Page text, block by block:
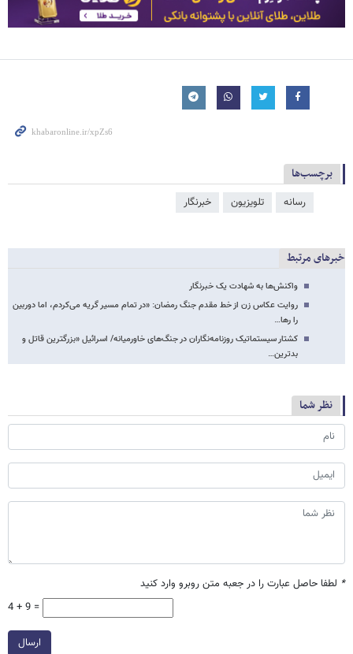
برچسب‌ها
رسانه تلویزیون خبرنگار
خبرهای مرتبط
واکنش‌ها به شهادت یک خبرنگار
روایت عکاس زن از خط مقدم جنگ رمضان: «در تمام مسیر گریه می‌کردم، اما دوربین
را رها…
کشتار سیستماتیک روزنامه‌نگاران در جنگ‌های خاورمیانه/ اسرائیل «بزرگترین قاتل و
بدترین…
نظر شما
* لطفا حاصل عبارت را در جعبه متن روبرو وارد کنید
4 + 9 =
ارسال